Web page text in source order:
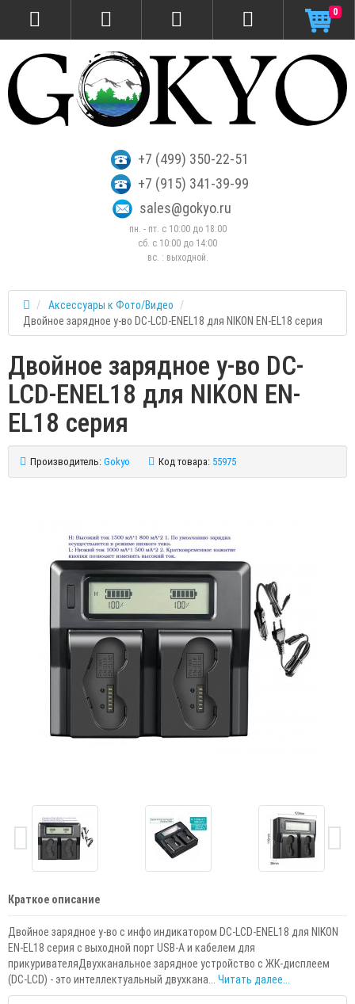
+7 (499) 350-22-51
+7 (915) 341-39-99
sales@gokyo.ru
пн. - пт. с 10:00 до 18:00
сб. c 10:00 до 14:00
вс. : выходной.
0
Аксессуары к Фото/Видео
Двойное зарядное у-во DC-LCD-ENEL18 для NIKON EN-EL18 серия
Двойное зарядное у-во DC-
LCD-ENEL18 для NIKON EN-
EL18 серия
Производитель: Gokyo Код товара: 55975
Краткое описание
Двойное зарядное у-во с инфо индикатором DC-LCD-ENEL18 для NIKON
EN-EL18 серия с выходной порт USB-A и кабелем для
прикуривателяДвухканальное зарядное устройство с ЖК-дисплеем
(DC-LCD) - это интеллектуальный двухкана... Читать далее...